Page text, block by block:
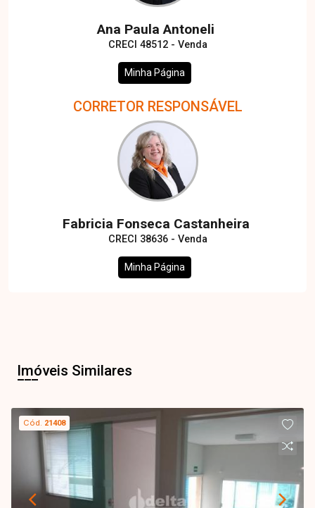
Ana Paula Antoneli
CRECI 48512 - Venda
Minha Página
CORRETOR RESPONSÁVEL
Fabricia Fonseca Castanheira
CRECI 38636 - Venda
Minha Página
Imóveis Similares
Cód. 21408